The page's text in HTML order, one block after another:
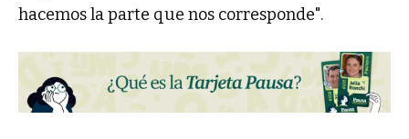
hacemos la parte que nos corresponde".